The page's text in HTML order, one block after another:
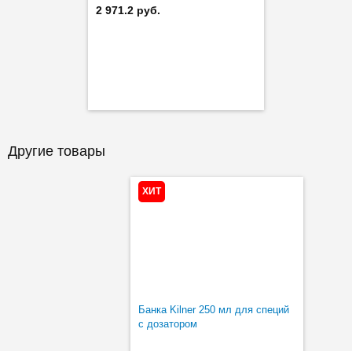
2 971.2 руб.
Другие товары
ХИТ
Банка Kilner 250 мл для специй
с дозатором